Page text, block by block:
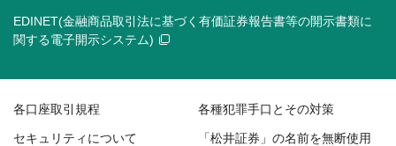
EDINET(金融商品取引法に基づく有価証券報告書等の開示書類に
関する電子開示システム)
各口座取引規程 各種犯罪手口とその対策
セキュリティについて
「松井証券」の名前を無断使用